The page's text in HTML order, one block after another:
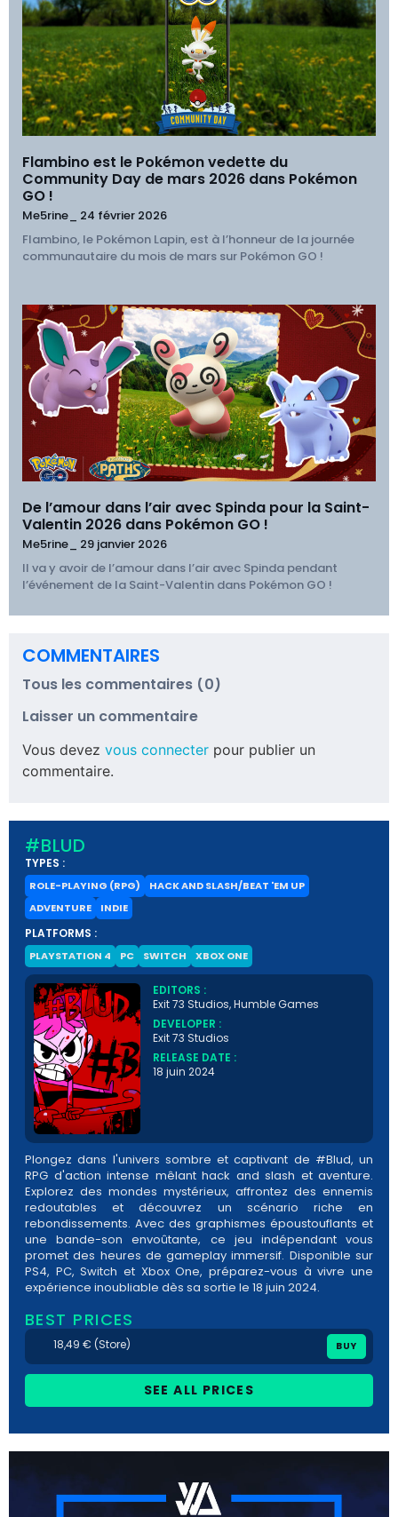
Flambino est le Pokémon vedette du
Community Day de mars 2026 dans Pokémon
GO !
Me5rine_ 24 février 2026
Flambino, le Pokémon Lapin, est à l’honneur de la journée
communautaire du mois de mars sur Pokémon GO !
De l’amour dans l’air avec Spinda pour la Saint-
Valentin 2026 dans Pokémon GO !
Me5rine_ 29 janvier 2026
Il va y avoir de l’amour dans l’air avec Spinda pendant
l’événement de la Saint-Valentin dans Pokémon GO !
COMMENTAIRES
Tous les commentaires (0)
Laisser un commentaire
Vous devez vous connecter pour publier un
commentaire.
#BLUD
TYPES :
ROLE-PLAYING (RPG)
HACK AND SLASH/BEAT 'EM UP
ADVENTURE
INDIE
PLATFORMS :
PLAYSTATION 4 PC SWITCH XBOX ONE
EDITORS :
Exit 73 Studios, Humble Games
DEVELOPER :
Exit 73 Studios
RELEASE DATE :
18 juin 2024
Plongez dans l'univers sombre et captivant de #Blud, un
RPG d'action intense mêlant hack and slash et aventure.
Explorez des mondes mystérieux, affrontez des ennemis
redoutables et découvrez un scénario riche en
rebondissements. Avec des graphismes époustouflants et
une bande-son envoûtante, ce jeu indépendant vous
promet des heures de gameplay immersif. Disponible sur
PS4, PC, Switch et Xbox One, préparez-vous à vivre une
expérience inoubliable dès sa sortie le 18 juin 2024.
BEST PRICES
18,49 € (Store) BUY
SEE ALL PRICES